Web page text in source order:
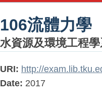
106流體力學
水資源及環境工程
URI: http://
Date: 2017